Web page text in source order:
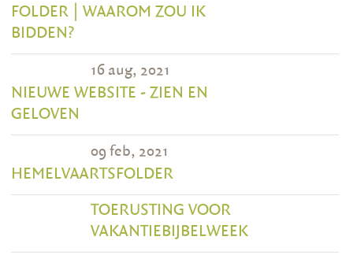
FOLDER | WAAROM ZOU IK
BIDDEN?
16 aug, 2021
NIEUWE WEBSITE - ZIEN EN
GELOVEN
09 feb, 2021
HEMELVAARTSFOLDER
TOERUSTING VOOR
VAKANTIEBIJBELWEEK